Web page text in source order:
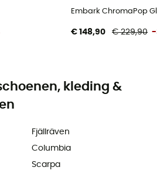
Embark ChromaPop
€ 148,90 € 229,90 -
kleding &
Fjällräven
Columbia
Scarpa